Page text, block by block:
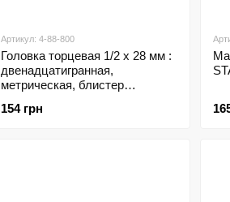
Артикул: 4-88-800
Головка торцевая 1/2 х 28 мм :
двенадцатигранная,
метрическая, блистер
154 грн